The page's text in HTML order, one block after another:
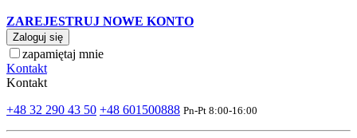
ZAREJESTRUJ NOWE KONTO
Zaloguj się
zapamiętaj mnie
Kontakt
Kontakt
+48 32 290 43 50 +48 601500888 Pn-Pt 8:00-16:00